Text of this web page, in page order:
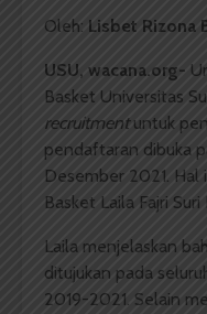
Oleh: Lisbet Rizona
USU, wacana.org-
Basket Universitas
recruitmentuntuk
pendaftaran dibuka
Desember 2021. Hal
Basket Laila Fajri Suri
Laila menjelaskan
ditujukan pada
2019-2021. Selain